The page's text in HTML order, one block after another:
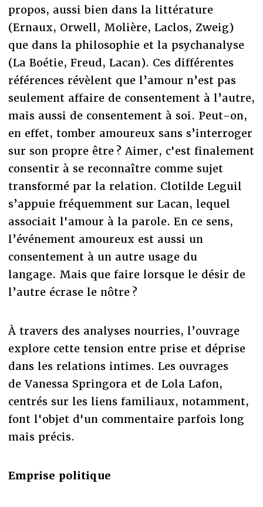
propos, aussi bien dans la littérature
(Ernaux, Orwell, Molière, Laclos, Zweig)
que dans la philosophie et la psychanalyse
(La Boétie, Freud, Lacan). Ces différentes
références révèlent que l’amour n’est pas
seulement affaire de consentement à l’autre,
mais aussi de consentement à soi. Peut-on,
en effet, tomber amoureux sans s’interroger
sur son propre être ? Aimer, c'est finalement
consentir à se reconnaître comme sujet
transformé par la relation. Clotilde Leguil
s’appuie fréquemment sur Lacan, lequel
associait l'amour à la parole. En ce sens,
l’événement amoureux est aussi un
consentement à un autre usage du
langage. Mais que faire lorsque le désir de
l’autre écrase le nôtre ?
À travers des analyses nourries, l’ouvrage
explore cette tension entre prise et déprise
dans les relations intimes. Les ouvrages
de Vanessa Springora et de Lola Lafon,
centrés sur les liens familiaux, notamment,
font l'objet d'un commentaire parfois long
mais précis.
Emprise politique